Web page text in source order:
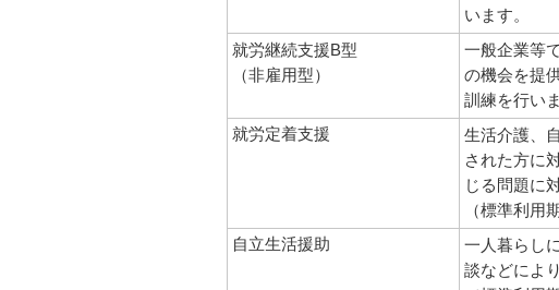
います。
就労継続支援B型
（非雇用型）
一般企業等
の機会を提
訓練を行いま
就労定着支援
生活介護、
された方に
じる問題に
（標準利用
自立生活援助
一人暮らし
談などによ